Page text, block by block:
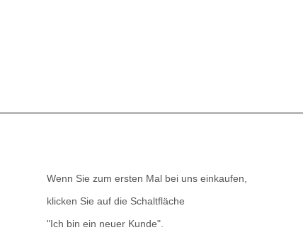
Wenn Sie zum ersten Mal bei uns einkaufen,
klicken Sie auf die Schaltfläche
"Ich bin ein neuer Kunde".